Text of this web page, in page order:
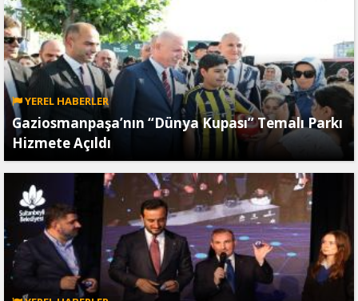
YEREL HABERLER
Gaziosmanpaşa’nın “Dünya Kupası” Temalı Parkı
Hizmete Açıldı